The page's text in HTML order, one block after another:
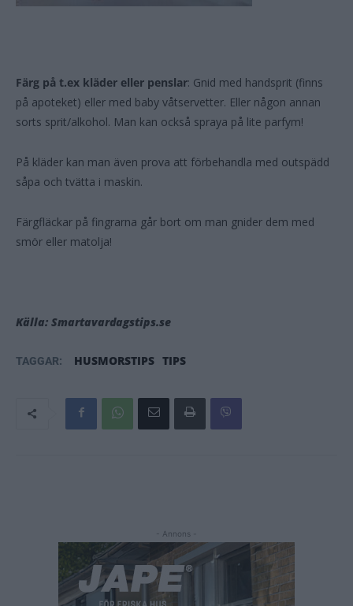
Färg på t.ex kläder eller penslar: Gnid med handsprit (finns
på apoteket) eller med baby våtservetter. Eller någon annan
sorts sprit/alkohol. Man kan också spraya på lite parfym!
På kläder kan man även prova att förbehandla med outspädd
såpa och tvätta i maskin.
Färgfläckar på fingrarna går bort om man gnider dem med
smör eller matolja!
Källa: Smartavardagstips.se
TAGGAR: HUSMORSTIPS TIPS
- Annons -